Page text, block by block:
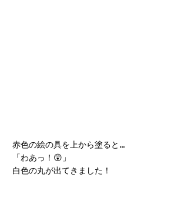
赤色の絵の具を上から塗ると…
「わあっ！😲」
白色の丸が出てきました！